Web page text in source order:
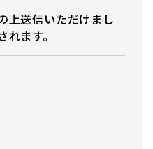
上送信いただけまし
ます。